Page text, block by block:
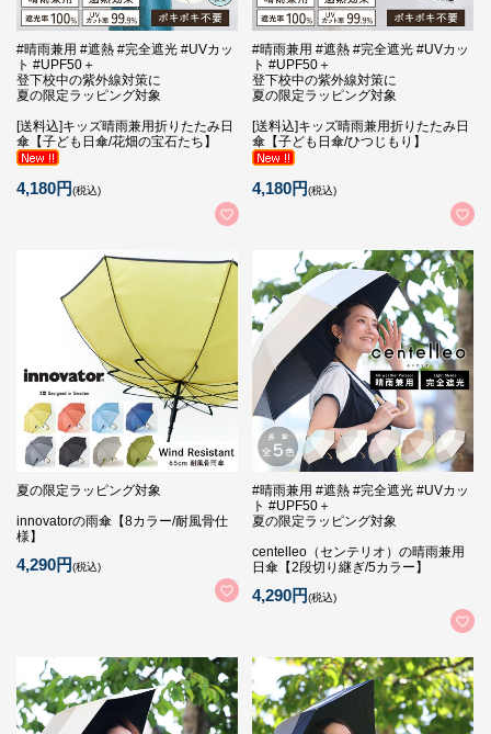
#晴雨兼用 #遮熱 #完全遮光 #UVカッ
ト #UPF50＋
登下校中の紫外線対策に
夏の限定ラッピング対象
[送料込]キッズ晴雨兼用折りたたみ日
傘【子ども日傘/花畑の宝石たち】
4,180円(税込)
#晴雨兼用 #遮熱 #完全遮光 #UVカッ
ト #UPF50＋
登下校中の紫外線対策に
夏の限定ラッピング対象
[送料込]キッズ晴雨兼用折りたたみ日
傘【子ども日傘/ひつじもり】
4,180円(税込)
夏の限定ラッピング対象
innovatorの雨傘【8カラー/耐風骨仕
様】
4,290円(税込)
#晴雨兼用 #遮熱 #完全遮光 #UVカッ
ト #UPF50＋
夏の限定ラッピング対象
centelleo（センテリオ）の晴雨兼用
日傘【2段切り継ぎ/5カラー】
4,290円(税込)